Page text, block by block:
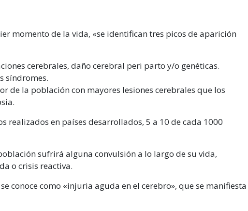
momento de la vida, «se identifican tres picos de aparición
cerebrales, daño cerebral peri parto y/o genéticas.
síndromes.
de la población con mayores lesiones cerebrales que los
realizados en países desarrollados, 5 a 10 de cada 1000
sufrirá alguna convulsión a lo largo de su vida,
o crisis reactiva.
conoce como «injuria aguda en el cerebro», que se manifiesta